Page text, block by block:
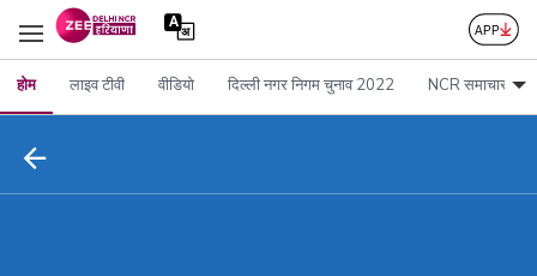
होम लाइव टीवी वीडियो दिल्ली नगर निगम चुनाव 2022 NCR समाचार